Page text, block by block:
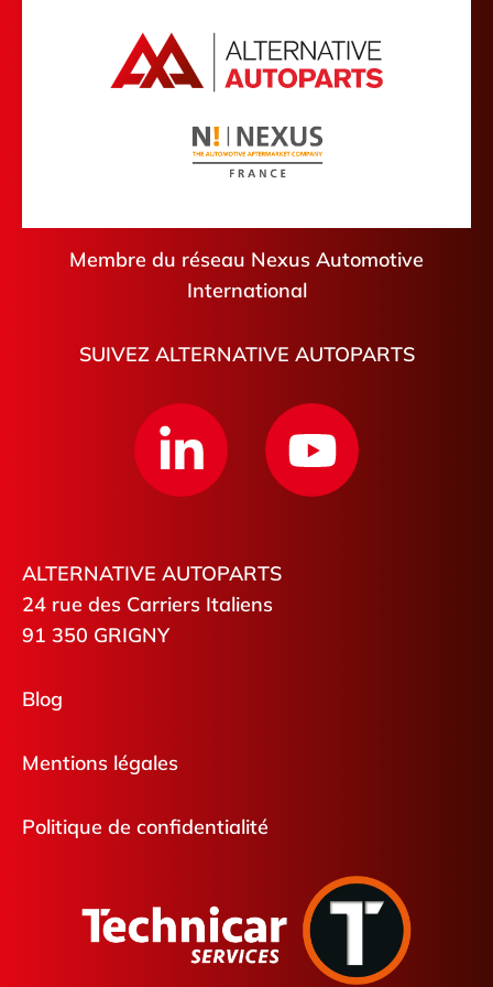
Pyrénées-Atlantiques
Loir-et-Cher
Pithiviers
Saint-Pierre-de-Coutances
Membre du réseau Nexus Automotive
International
SUIVEZ ALTERNATIVE AUTOPARTS
ALTERNATIVE AUTOPARTS
24 rue des Carriers Italiens
91 350 GRIGNY
Blog
Mentions légales
Politique de confidentialité